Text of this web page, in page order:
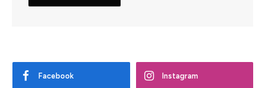
Facebook Instagram